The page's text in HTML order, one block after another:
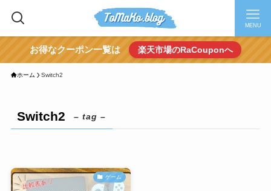
MENU
お得なクーポン一覧は 楽天市場のRaCouponへ
ホーム Switch2
Switch2 – tag –
ゲーム